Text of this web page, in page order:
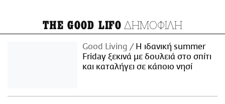
THE GOOD LIFO ΔΗΜΟΦΙΛΗ
Good Living
Η ιδανική summer
Friday ξεκινά με δουλειά στο σπίτι
και καταλήγει σε κάποιο νησί